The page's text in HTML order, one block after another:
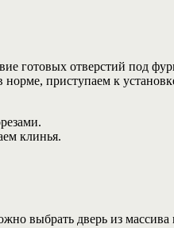
готовых отверстий под
приступаем к
клинья.
выбрать дверь из